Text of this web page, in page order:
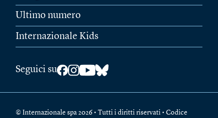
Ultimo numero
Internazionale Kids
Seguici su
© Internazionale spa 2026 • Tutti i diritti riservati • Codice